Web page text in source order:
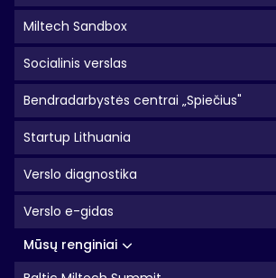
Miltech Sandbox
Socialinis verslas
Bendradarbystės centrai „Spiečius"
Startup Lithuania
Verslo diagnostika
Verslo e-gidas
Mūsų renginiai